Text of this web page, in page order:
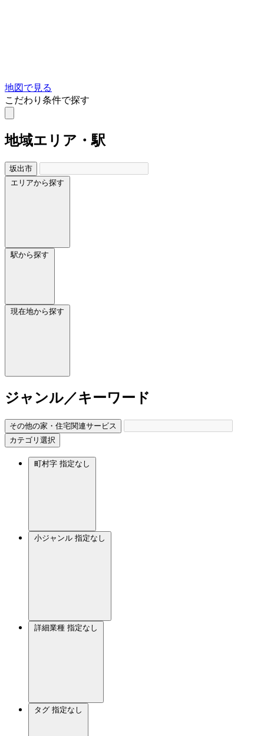
地図で見る
こだわり条件で探す
地域エリア・駅
坂出市
エリアから探す
駅から探す
現在地から探す
ジャンル／キーワード
その他の家・住宅関連サービス
カテゴリ選択
町村字 指定なし
小ジャンル 指定なし
詳細業種 指定なし
タグ 指定なし